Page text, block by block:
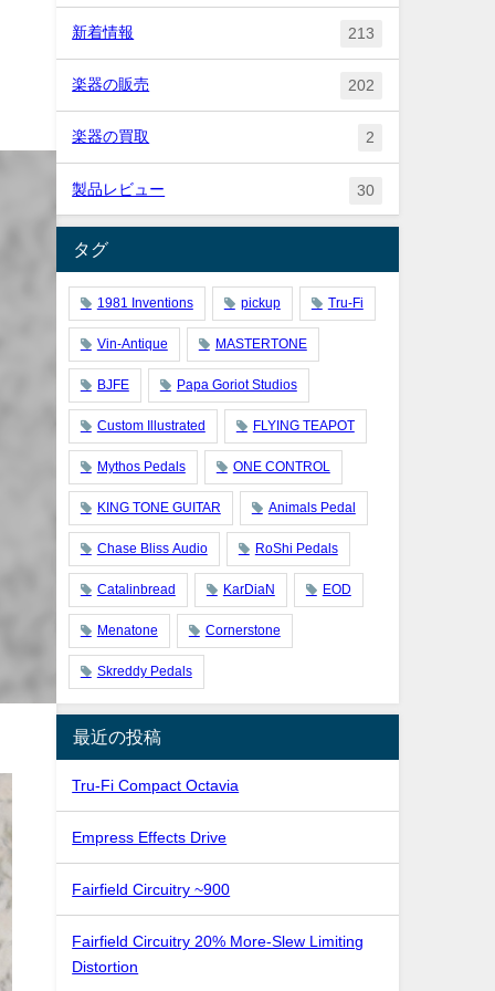
新着情報 213
楽器の販売 202
楽器の買取 2
製品レビュー 30
タグ
1981 Inventions pickup Tru-Fi
Vin-Antique MASTERTONE
BJFE Papa Goriot Studios
Custom Illustrated FLYING TEAPOT
Mythos Pedals ONE CONTROL
KING TONE GUITAR Animals Pedal
Chase Bliss Audio RoShi Pedals
Catalinbread KarDiaN EOD
Menatone Cornerstone
Skreddy Pedals
最近の投稿
Tru-Fi Compact Octavia
Empress Effects Drive
Fairfield Circuitry ~900
Fairfield Circuitry 20% More-Slew Limiting
Distortion